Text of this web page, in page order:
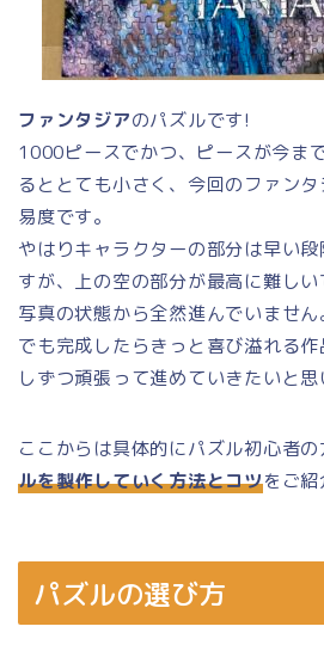
ファンタジアのパズルです!
1000ピースでかつ、ピースが今ま
るととても小さく、今回のファン
易度です。
やはりキャラクターの部分は早い
すが、上の空の部分が最高に難し
写真の状態から全然進んでいません
でも完成したらきっと喜び溢れる
しずつ頑張って進めていきたいと思
ここからは具体的にパズル初心者
ルを製作していく方法とコツをご紹
パズルの選び方